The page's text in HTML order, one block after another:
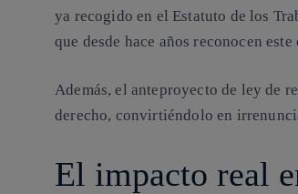
ya recogido en el Estatuto de los
que desde hace años reconocen este
Además, el anteproyecto de ley de
derecho, convirtiéndolo en
El impacto real